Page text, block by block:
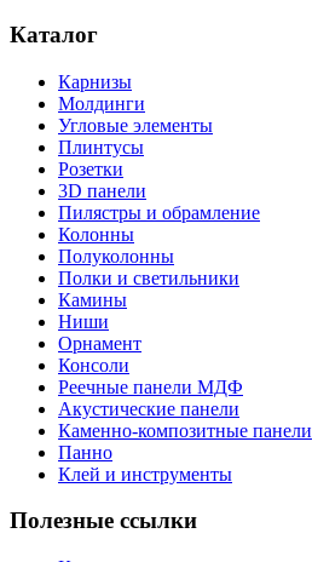
Каталог
Карнизы
Молдинги
Угловые элементы
Плинтусы
Розетки
3D панели
Пилястры и обрамление
Колонны
Полуколонны
Полки и светильники
Камины
Ниши
Орнамент
Консоли
Реечные панели МДФ
Акустические панели
Каменно-композитные панели
Панно
Клей и инструменты
Полезные ссылки